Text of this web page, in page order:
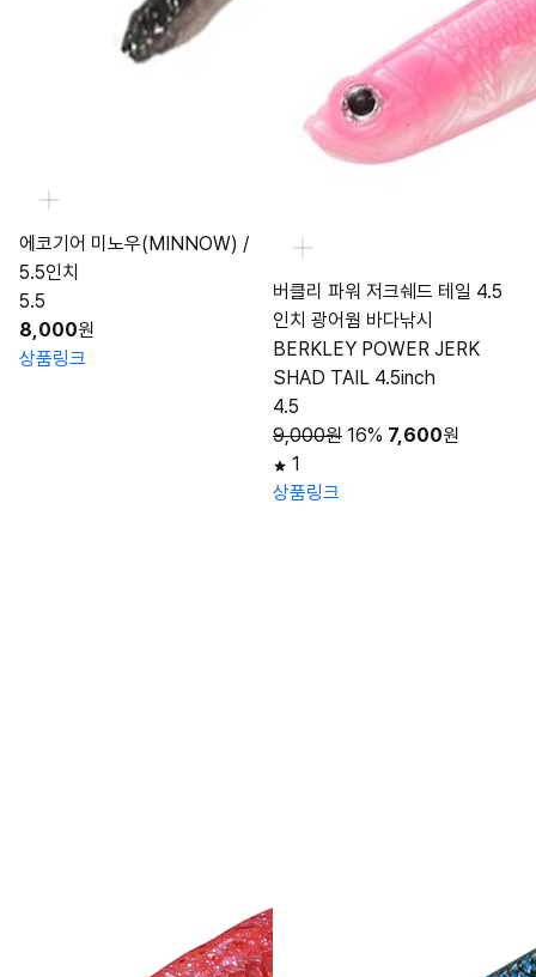
에코기어 미노우(MINNOW) /
5.5인치
5.5
8,000원
상품링크
버클리 파워 저크쉐드 테일 4.5
인치 광어웜 바다낚시
BERKLEY POWER JERK
SHAD TAIL 4.5inch
4.5
9,000원 16% 7,600원
1
상품링크